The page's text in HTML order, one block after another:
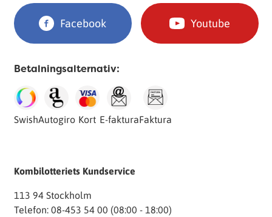
Kombilotteriets Kundservice
113 94 Stockholm
Telefon: 08-453 54 00 (08:00 - 18:00)
Facebook Youtube
Betalningsalternativ:
SwishAutogiro Kort E-fakturaFaktura